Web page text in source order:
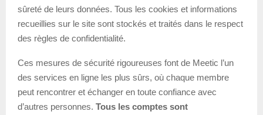
sûreté de leurs données. Tous les cookies et informations
recueillies sur le site sont stockés et traités dans le respect
des règles de confidentialité.
Ces mesures de sécurité rigoureuses font de Meetic l’un
des services en ligne les plus sûrs, où chaque membre
peut rencontrer et échanger en toute confiance avec
d’autres personnes. Tous les comptes sont